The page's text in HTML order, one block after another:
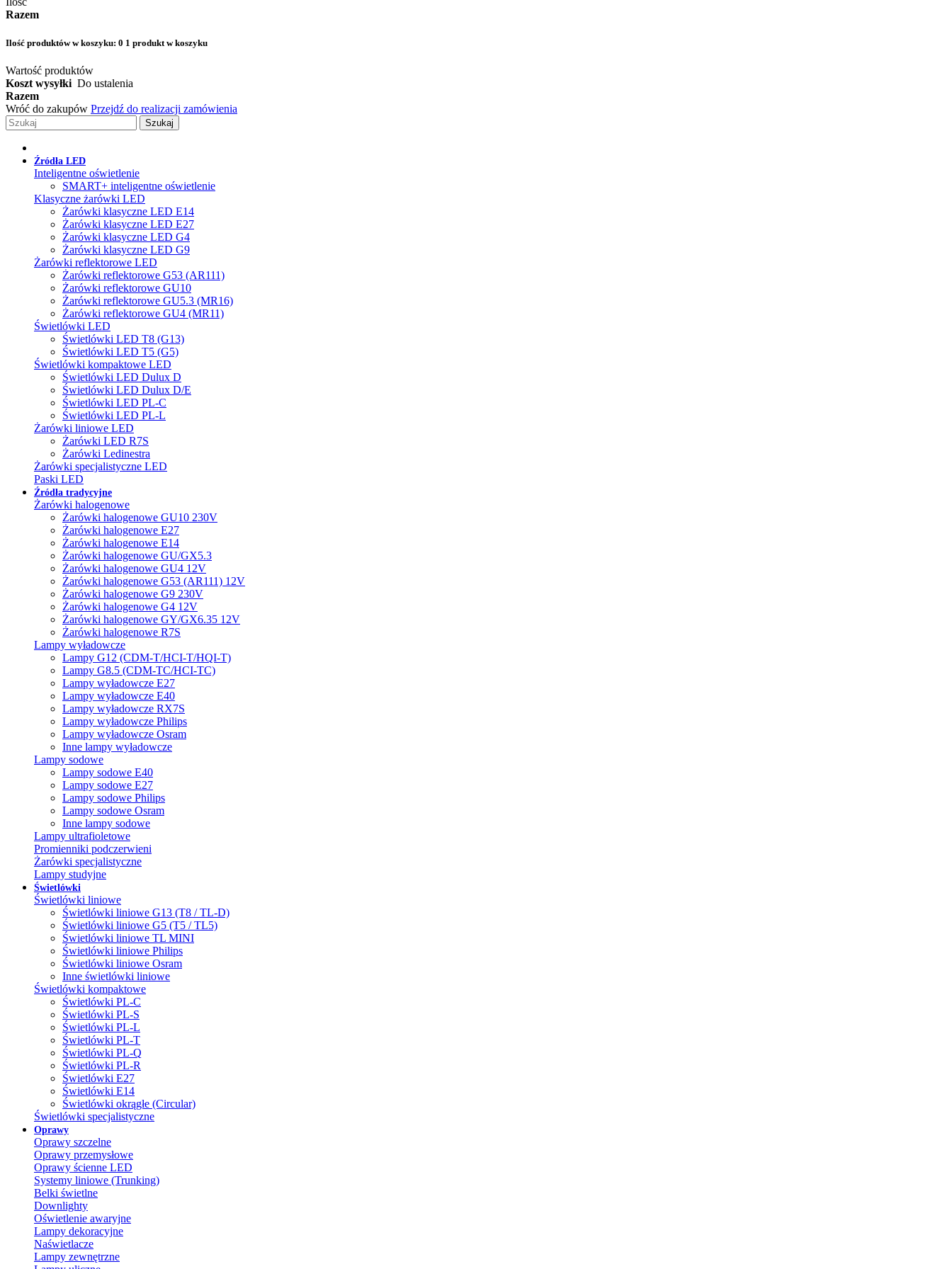
Razem
Ilość produktów w koszyku: 0 1 produkt w koszyku
Wartość produktów
Koszt wysyłki Do ustalenia
Razem
Wróć do zakupów Przejdź do realizacji zamówienia
Szukaj
Źródła LED
Inteligentne oświetlenie
SMART+ inteligentne oświetlenie
Klasyczne żarówki LED
Żarówki klasyczne LED E14
Żarówki klasyczne LED E27
Żarówki klasyczne LED G4
Żarówki klasyczne LED G9
Żarówki reflektorowe LED
Żarówki reflektorowe G53 (AR111)
Żarówki reflektorowe GU10
Żarówki reflektorowe GU5.3 (MR16)
Żarówki reflektorowe GU4 (MR11)
Świetlówki LED
Świetlówki LED T8 (G13)
Świetlówki LED T5 (G5)
Świetlówki kompaktowe LED
Świetlówki LED Dulux D
Świetlówki LED Dulux D/E
Świetlówki LED PL-C
Świetlówki LED PL-L
Żarówki liniowe LED
Żarówki LED R7S
Żarówki Ledinestra
Żarówki specjalistyczne LED
Paski LED
Źródła tradycyjne
Żarówki halogenowe
Żarówki halogenowe GU10 230V
Żarówki halogenowe E27
Żarówki halogenowe E14
Żarówki halogenowe GU/GX5.3
Żarówki halogenowe GU4 12V
Żarówki halogenowe G53 (AR111) 12V
Żarówki halogenowe G9 230V
Żarówki halogenowe G4 12V
Żarówki halogenowe GY/GX6.35 12V
Żarówki halogenowe R7S
Lampy wyładowcze
Lampy G12 (CDM-T/HCI-T/HQI-T)
Lampy G8.5 (CDM-TC/HCI-TC)
Lampy wyładowcze E27
Lampy wyładowcze E40
Lampy wyładowcze RX7S
Lampy wyładowcze Philips
Lampy wyładowcze Osram
Inne lampy wyładowcze
Lampy sodowe
Lampy sodowe E40
Lampy sodowe E27
Lampy sodowe Philips
Lampy sodowe Osram
Inne lampy sodowe
Lampy ultrafioletowe
Promienniki podczerwieni
Żarówki specjalistyczne
Lampy studyjne
Świetlówki
Świetlówki liniowe
Świetlówki liniowe G13 (T8 / TL-D)
Świetlówki liniowe G5 (T5 / TL5)
Świetlówki liniowe TL MINI
Świetlówki liniowe Philips
Świetlówki liniowe Osram
Inne świetlówki liniowe
Świetlówki kompaktowe
Świetlówki PL-C
Świetlówki PL-S
Świetlówki PL-L
Świetlówki PL-T
Świetlówki PL-Q
Świetlówki PL-R
Świetlówki E27
Świetlówki E14
Świetlówki okrągłe (Circular)
Świetlówki specjalistyczne
Oprawy
Oprawy szczelne
Oprawy przemysłowe
Oprawy ścienne LED
Systemy liniowe (Trunking)
Belki świetlne
Downlighty
Oświetlenie awaryjne
Lampy dekoracyjne
Naświetlacze
Lampy zewnętrzne